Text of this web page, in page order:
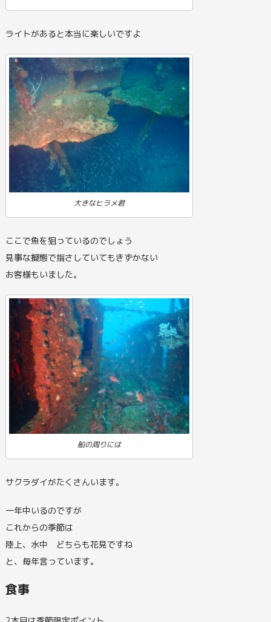
ライトがあると本当に楽しいですよ
大きなヒラメ君
ここで魚を狙っているのでしょう
見事な擬態で指さしていてもきずかない
お客様もいました。
船の周りには
サクラダイがたくさんいます。
一年中いるのですが
これからの季節は
陸上、水中 どちらも花見ですね
と、毎年言っています。
食事